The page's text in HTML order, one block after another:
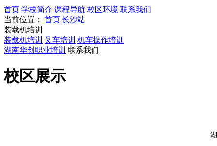
首页 学校简介 课程导航 校区环境 联系我们
当前位置：
首页 长沙站
装载机培训
装载机培训
叉车培训 机车操作培训
湖南华创职业培训 联系我们
校区展示